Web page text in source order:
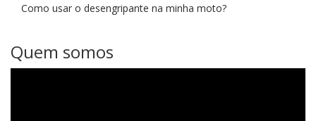
Como usar o desengripante na minha moto?
Quem somos